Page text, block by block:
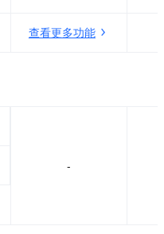
查看更多功能
-